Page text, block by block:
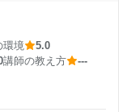
より高いぐらい
数学の成績はト
勉強材料には困る
環境
5.0
講師の教え方 ---